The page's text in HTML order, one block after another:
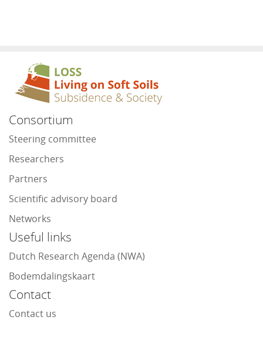
Consortium
Steering committee
Researchers
Partners
Scientific advisory board
Networks
Useful links
Dutch Research Agenda (NWA)
Bodemdalingskaart
Contact
Contact us